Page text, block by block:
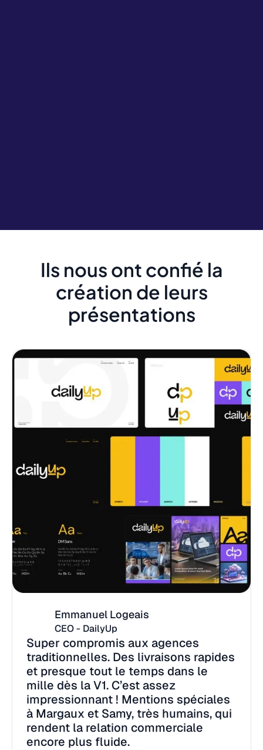
Ils nous ont confié la
création de leurs
présentations
Emmanuel Logeais
CEO - DailyUp
Super compromis aux agences
traditionnelles. Des livraisons rapides
et presque tout le temps dans le
mille dès la V1. C’est assez
impressionnant ! Mentions spéciales
à Margaux et Samy, très humains, qui
rendent la relation commerciale
encore plus fluide.